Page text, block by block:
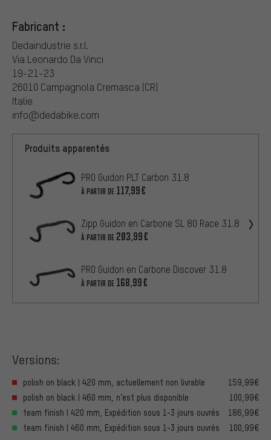
Fabricant :
Dedaindustrie s.r.l.
Via Leonardo Da Vinci
19-21-23
26010 Campagnola Cremasca (CR)
Italie
info@dedabike.com
Produits apparentés
PRO Guidon PLT Carbon 31.8
À PARTIR DE 117,99€
Zipp Guidon en Carbone SL 80 Race 31.8
À PARTIR DE 203,99€
PRO Guidon en Carbone Discover 31.8
À PARTIR DE 168,99€
Versions:
polish on black | 420 mm, actuellement non livrable
159,99€
polish on black | 460 mm, n’est plus disponible
100,99€
team finish | 420 mm, Expédition sous 1-3 jours ouvrés
186,99€
team finish | 460 mm, Expédition sous 1-3 jours ouvrés
100,99€